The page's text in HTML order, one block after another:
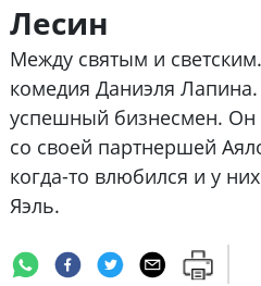
Лесин
Между святым и
комедия Даниэля
успешный бизнесмен. Он
со своей партнершей
когда-то влюбился и у
Яэль.